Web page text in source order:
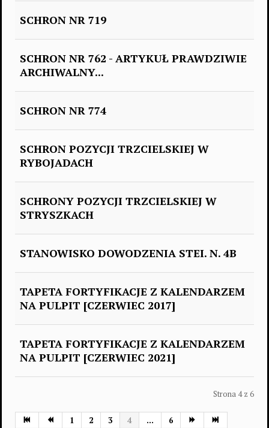
SCHRON NR 719
SCHRON NR 762 - ARTYKUŁ PRAWDZIWIE
ARCHIWALNY...
SCHRON NR 774
SCHRON POZYCJI TRZCIELSKIEJ W
RYBOJADACH
SCHRONY POZYCJI TRZCIELSKIEJ W
STRYSZKACH
STANOWISKO DOWODZENIA STEI. N. 4B
TAPETA FORTYFIKACJE Z KALENDARZEM
NA PULPIT [CZERWIEC 2017]
TAPETA FORTYFIKACJE Z KALENDARZEM
NA PULPIT [CZERWIEC 2021]
Strona 4 z 6
1 2 3 4 ... 6